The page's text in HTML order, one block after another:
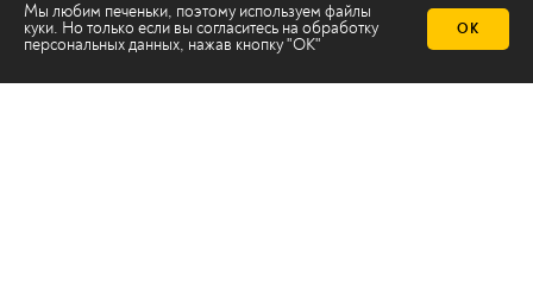
Мы любим печеньки, поэтому используем файлы
куки. Но только если вы согласитесь на обработку
персональных данных, нажав кнопку "ОК"
ОК